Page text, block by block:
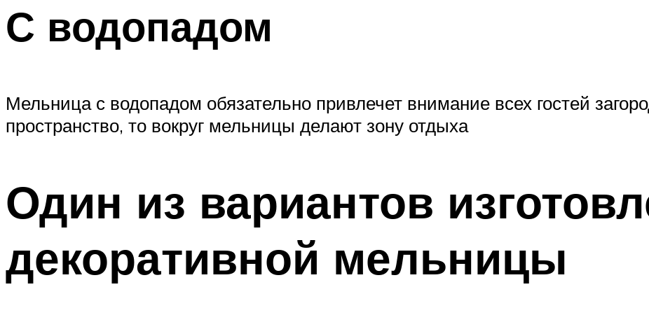
С водопадом
Мельница с водопадом обязательно привлечет внимание всех гостей
пространство, то вокруг мельницы делают зону отдыха
Один из вариантов
декоративной мельницы